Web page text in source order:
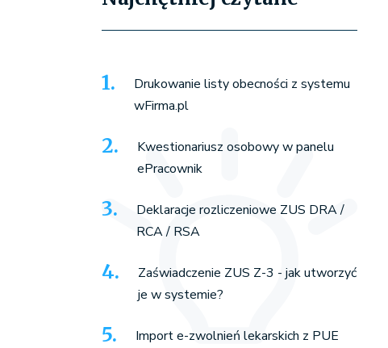
Drukowanie listy obecności z systemu
wFirma.pl
Kwestionariusz osobowy w panelu
ePracownik
Deklaracje rozliczeniowe ZUS DRA /
RCA / RSA
Zaświadczenie ZUS Z-3 - jak utworzyć
je w systemie?
Import e-zwolnień lekarskich z PUE